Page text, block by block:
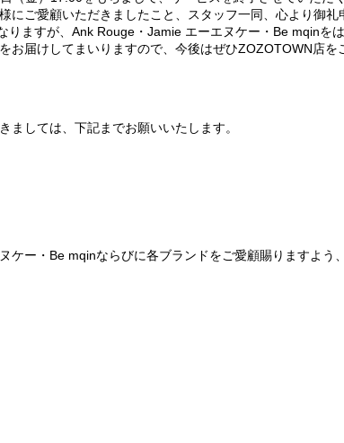
にご愛顧いただきましたこと、スタッフ一同、心より御礼
りますが、Ank Rouge・Jamie エーエヌケー・Be mqinを
お届けしてまいりますので、今後はぜひZOZOTOWN店を
ましては、下記までお願いいたします。
ケー・Be mqinならびに各ブランドをご愛顧賜りますよう